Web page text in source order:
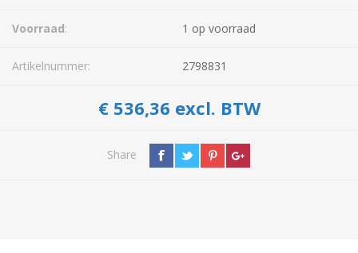
Voorraad: 1 op voorraad
Artikelnummer: 2798831
€ 536,36 excl. BTW
Share